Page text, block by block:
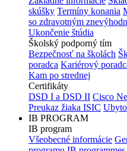
skúšky Termíny konania
so zdravotným
Ukončenie štúdia
Školský podporný tím
Bezpečnosť na školách
poradca Kariérový
Kam po strednej
Certifikáty
DSD I a DSD II Cisco
Preukaz žiaka ISIC
IB PROGRAM
IB program
Všeobecné informácie